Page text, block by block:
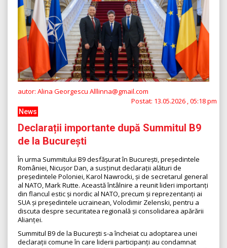
autor: Alina Georgescu Alllinna@gmail.com
Postat: 13.05.2026 , 05:18 pm
News
Declarații importante după Summitul B9
de la București
În urma Summitului B9 desfășurat în București, președintele
României, Nicușor Dan, a susținut declarații alături de
președintele Poloniei, Karol Nawrocki, și de secretarul general
al NATO, Mark Rutte. Această întâlnire a reunit lideri importanți
din flancul estic și nordic al NATO, precum și reprezentanți ai
SUA și președintele ucrainean, Volodimir Zelenski, pentru a
discuta despre securitatea regională și consolidarea apărării
Alianței.
Summitul B9 de la București s-a încheiat cu adoptarea unei
declarații comune în care liderii participanți au condamnat